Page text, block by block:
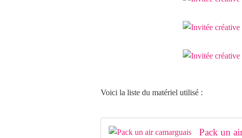
Voici la liste du matériel utilisé :
Pack un